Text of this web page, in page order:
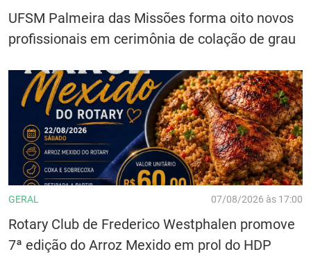
UFSM Palmeira das Missões forma oito novos
profissionais em cerimônia de colação de grau
GERAL 07/08/2026 às 17:00
Rotary Club de Frederico Westphalen promove
7ª edição do Arroz Mexido em prol do HDP